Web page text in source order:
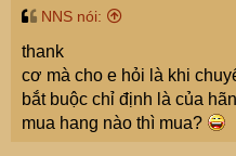
NNS nói:
thank
cơ mà cho e hỏi là khi
bắt buộc chỉ định là của
mua hang nào thì mua?